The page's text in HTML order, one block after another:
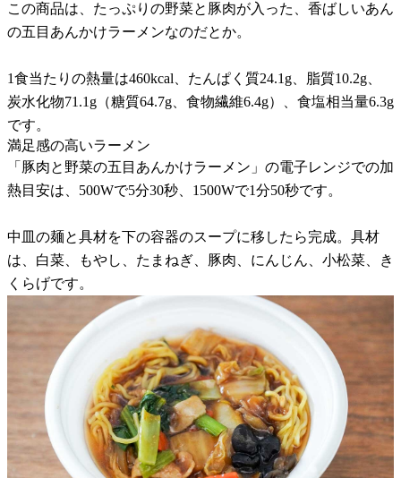
この商品は、たっぷりの野菜と豚肉が入った、香ばしいあん
の五目あんかけラーメンなのだとか。
1食当たりの熱量は460kcal、たんぱく質24.1g、脂質10.2g、
炭水化物71.1g（糖質64.7g、食物繊維6.4g）、食塩相当量6.3g
です。
満足感の高いラーメン
「豚肉と野菜の五目あんかけラーメン」の電子レンジでの加
熱目安は、500Wで5分30秒、1500Wで1分50秒です。
中皿の麺と具材を下の容器のスープに移したら完成。具材
は、白菜、もやし、たまねぎ、豚肉、にんじん、小松菜、き
くらげです。